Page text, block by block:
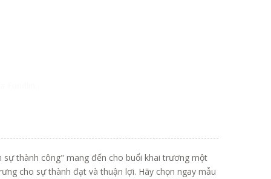
thành công" mang đến cho buổi khai trương một
cho sự thành đạt và thuận lợi. Hãy chọn ngay mẫu